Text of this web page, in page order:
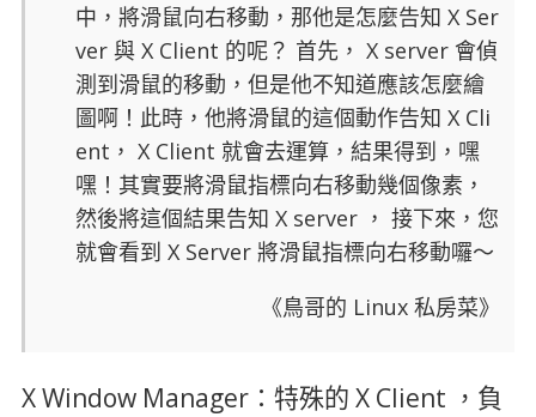
中，將滑鼠向右移動，那他是怎麼告知 X Ser
ver 與 X Client 的呢？ 首先， X server 會偵
測到滑鼠的移動，但是他不知道應該怎麼繪
圖啊！此時，他將滑鼠的這個動作告知 X Cli
ent， X Client 就會去運算，結果得到，嘿
嘿！其實要將滑鼠指標向右移動幾個像素，
然後將這個結果告知 X server ， 接下來，您
就會看到 X Server 將滑鼠指標向右移動囉～
《鳥哥的 Linux 私房菜》
X Window Manager：特殊的 X Client ，負